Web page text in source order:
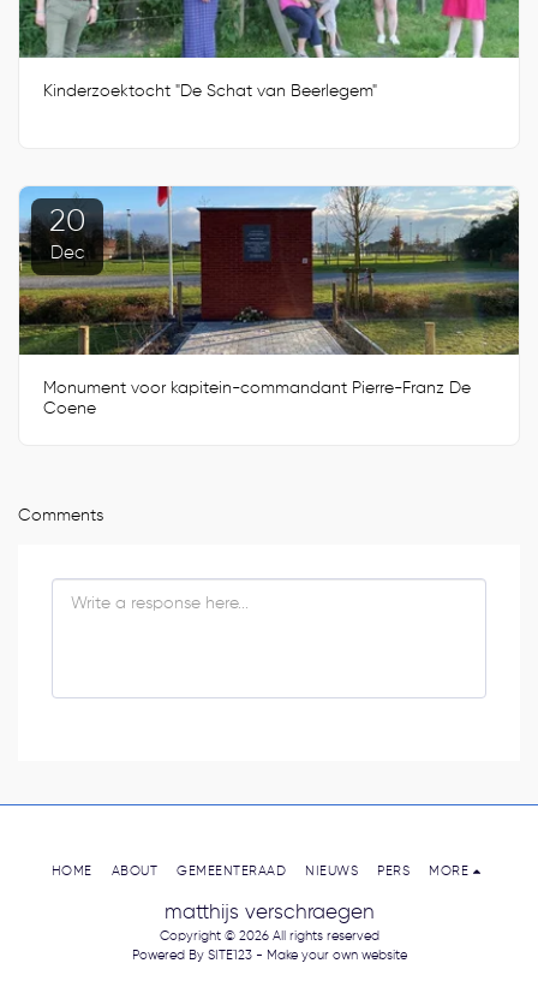
Kinderzoektocht "De Schat van Beerlegem"
20
Dec
Monument voor kapitein-commandant Pierre-Franz De
Coene
Comments
matthijs verschraegen
Copyright © 2026 All rights reserved
Powered By SITE123- Make your own website
HOME ABOUT GEMEENTERAAD NIEUWS PERS MORE